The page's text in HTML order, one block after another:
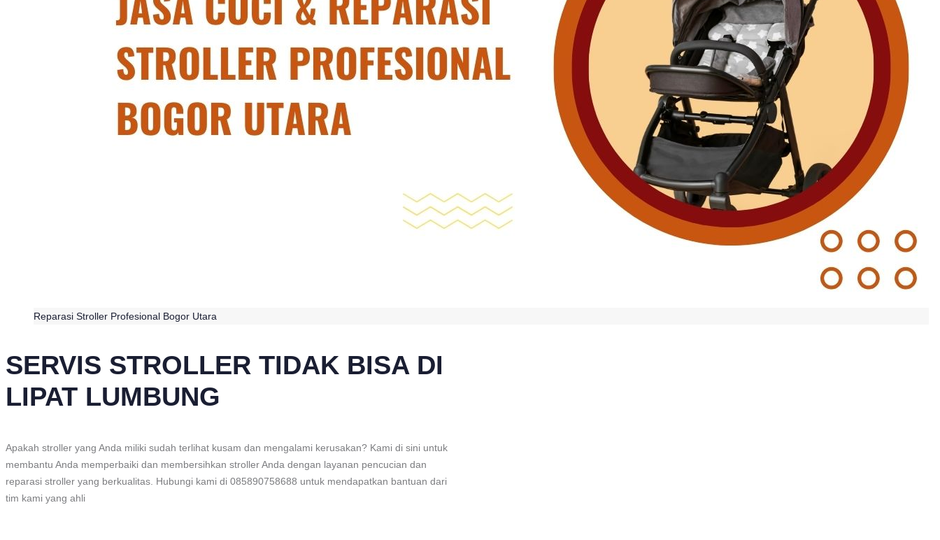
Reparasi Stroller Profesional Bogor Utara
SERVIS STROLLER TIDAK BISA DI
LIPAT LUMBUNG
Apakah stroller yang Anda miliki sudah terlihat kusam dan mengalami kerusakan? Kami di sini untuk
membantu Anda memperbaiki dan membersihkan stroller Anda dengan layanan pencucian dan
reparasi stroller yang berkualitas. Hubungi kami di 085890758688 untuk mendapatkan bantuan dari
tim kami yang ahli